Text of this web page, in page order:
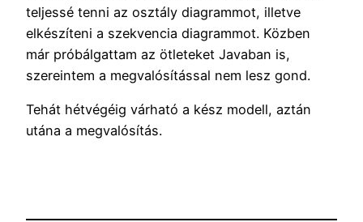
teljessé tenni az osztály diagrammot, illetve
elkészíteni a szekvencia diagrammot. Közben
már próbálgattam az ötleteket Javaban is,
szereintem a megvalósítással nem lesz gond.
Tehát hétvégéig várható a kész modell, aztán
utána a megvalósítás.